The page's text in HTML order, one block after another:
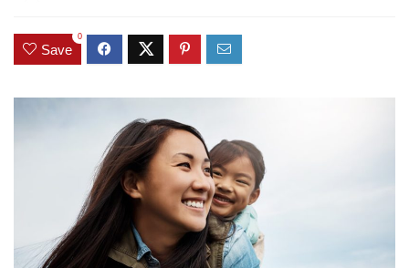
Save
0